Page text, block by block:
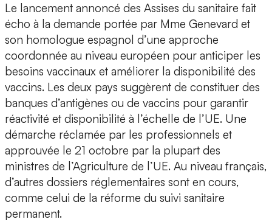
Le lancement annoncé des Assises du sanitaire fait
écho à la demande portée par Mme Genevard et
son homologue espagnol d’une approche
coordonnée au niveau européen pour anticiper les
besoins vaccinaux et améliorer la disponibilité des
vaccins. Les deux pays suggèrent de constituer des
banques d’antigènes ou de vaccins pour garantir
réactivité et disponibilité à l’échelle de l’UE. Une
démarche réclamée par les professionnels et
approuvée le 21 octobre par la plupart des
ministres de l’Agriculture de l’UE. Au niveau français,
d’autres dossiers réglementaires sont en cours,
comme celui de la réforme du suivi sanitaire
permanent.